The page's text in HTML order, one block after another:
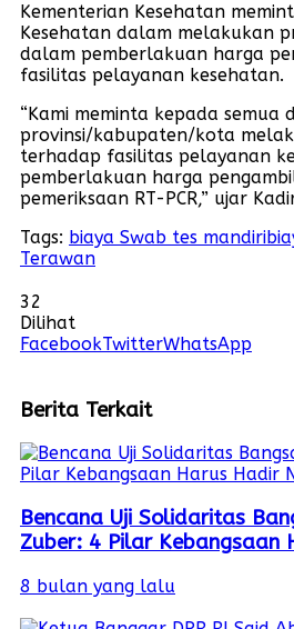
Kementerian Kesehatan
Kesehatan dalam melakukan
dalam pemberlakuan harga
fasilitas pelayanan kesehatan.
“Kami meminta kepada semua
provinsi/kabupaten/kota
terhadap fasilitas pelayanan
pemberlakuan harga
pemeriksaan RT-PCR,” ujar
Tags: biaya Swab tes mandiri
Terawan
32
Dilihat
FacebookTwitterWhatsApp
Berita Terkait
Bencana Uji Solidaritas
Zuber: 4 Pilar Kebangsaan
8 bulan yang lalu